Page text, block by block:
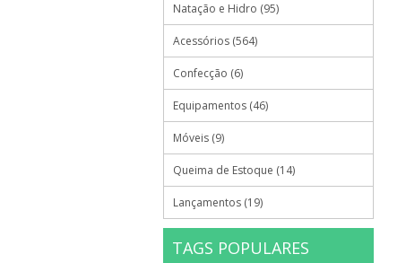
Natação e Hidro (95)
Acessórios (564)
Confecção (6)
Equipamentos (46)
Móveis (9)
Queima de Estoque (14)
Lançamentos (19)
TAGS POPULARES